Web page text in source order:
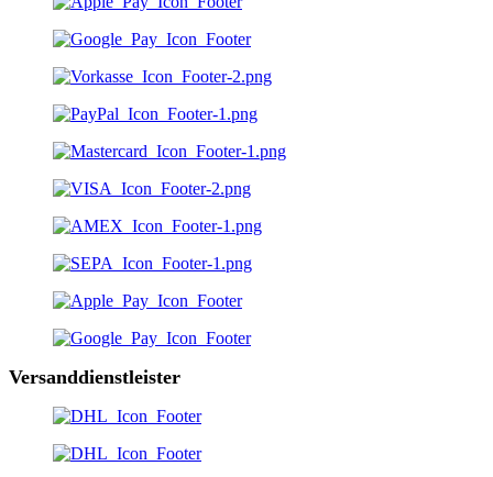
Versanddienstleister